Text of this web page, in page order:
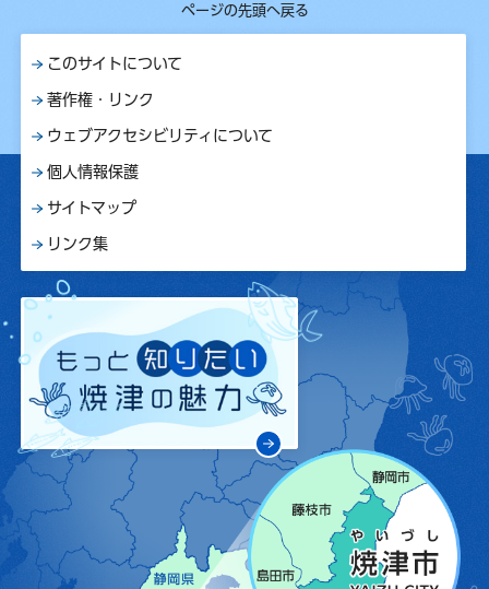
ページの先頭へ戻る
このサイトについて
著作権・リンク
ウェブアクセシビリティについて
個人情報保護
サイトマップ
リンク集